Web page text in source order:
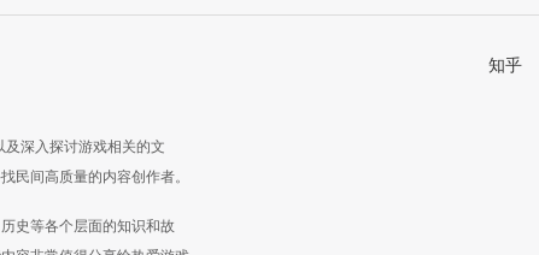
深入探讨游戏相关的文
民间高质量的内容创作者。
史等各个层面的知识和故
知乎